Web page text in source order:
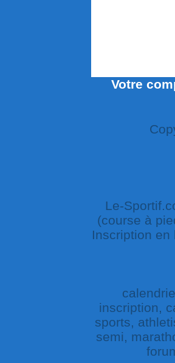
Votre
Le-
(course à
Inscription
inscription,
sports,
semi,